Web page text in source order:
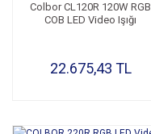
Colbor CL120R 120W RGB
COB LED Video Işığı
22.675,43 TL